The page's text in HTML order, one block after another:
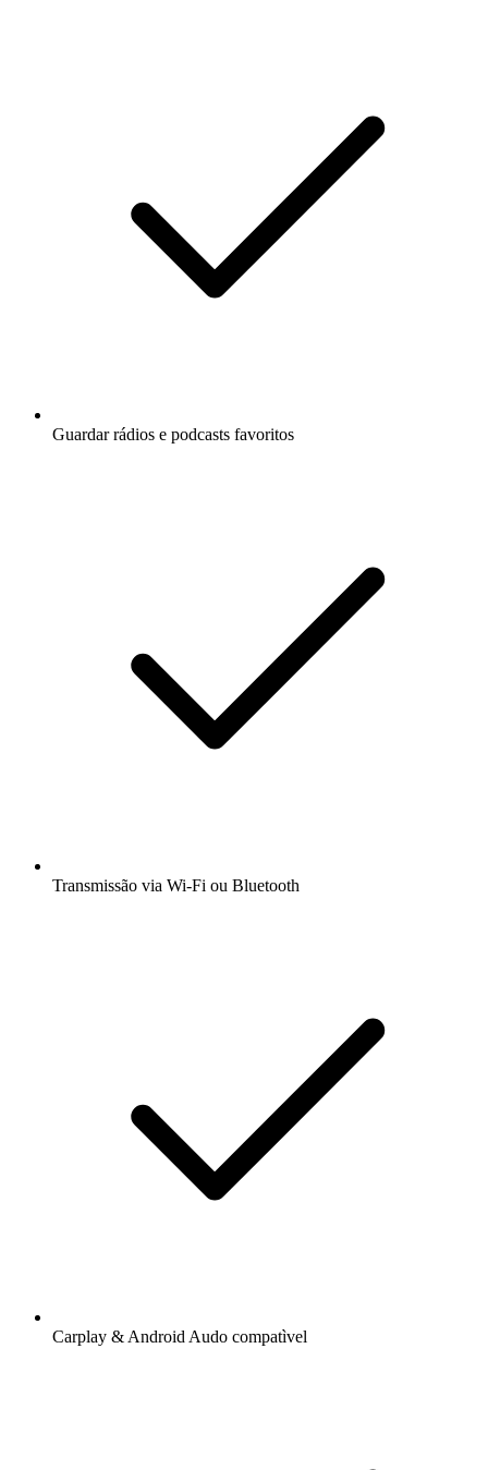
Guardar rádios e podcasts favoritos
Transmissão via Wi-Fi ou Bluetooth
Carplay & Android Audo compatìvel